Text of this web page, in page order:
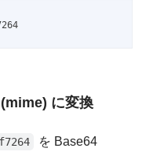
に変換
を Base64